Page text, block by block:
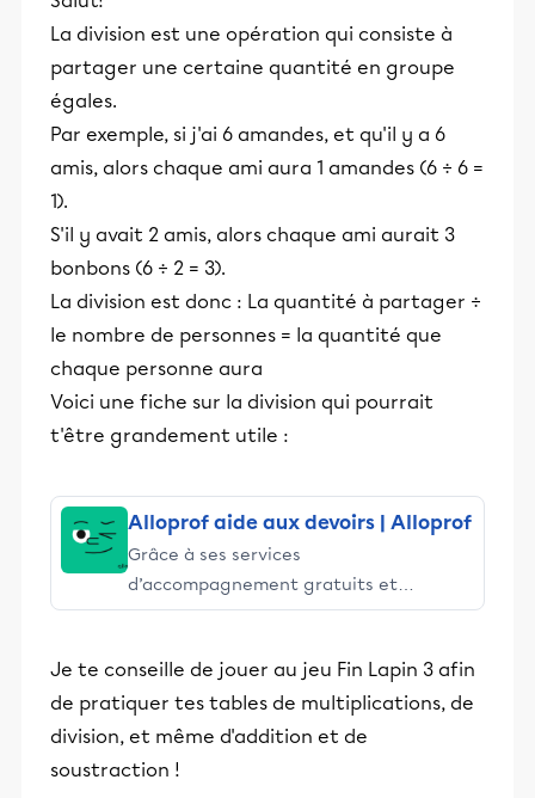
La division est une opération qui consiste à
partager une certaine quantité en groupe
égales.
Par exemple, si j'ai 6 amandes, et qu'il y a 6
amis, alors chaque ami aura 1 amandes (6 ÷ 6 =
1).
S'il y avait 2 amis, alors chaque ami aurait 3
bonbons (6 ÷ 2 = 3).
La division est donc : La quantité à partager ÷
le nombre de personnes = la quantité que
chaque personne aura
Voici une fiche sur la division qui pourrait
t'être grandement utile :
Alloprof aide aux devoirs | Alloprof
Grâce à ses services
d’accompagnement gratuits et
stimulants, Alloprof engage les élèves
éducative.
Je te conseille de jouer au jeu Fin Lapin 3 afin
de pratiquer tes tables de multiplications, de
division, et même d'addition et de
soustraction !